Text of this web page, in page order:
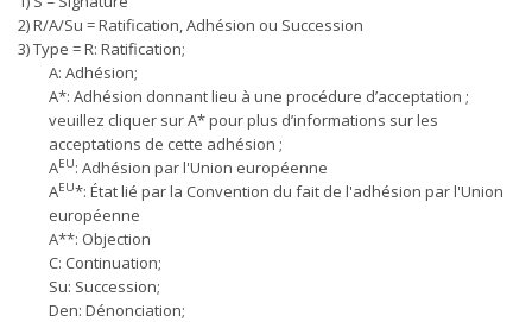
2) R/A/Su = Ratification, Adhésion ou Succession
3) Type = R: Ratification;
A: Adhésion;
A*: Adhésion donnant lieu à une procédure d’acceptation ;
veuillez cliquer sur A* pour plus d’informations sur les
acceptations de cette adhésion ;
AEU: Adhésion par l'Union européenne
AEU*: État lié par la Convention du fait de l'adhésion par l'Union
européenne
A**: Objection
C: Continuation;
Su: Succession;
Den: Dénonciation;